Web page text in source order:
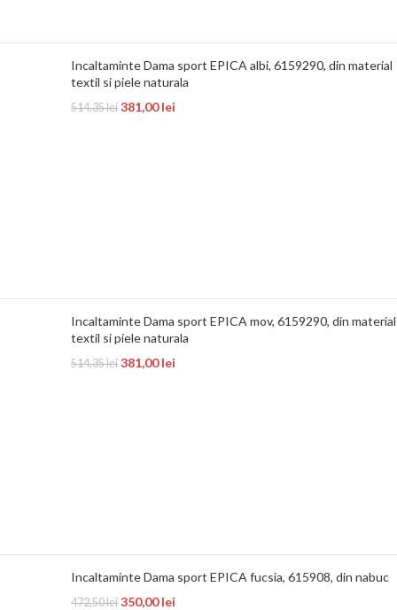
Incaltaminte Dama sport EPICA albi, 6159290, din material
textil si piele naturala
514,35lei 381,00lei
Incaltaminte Dama sport EPICA mov, 6159290, din material
textil si piele naturala
514,35lei 381,00lei
Incaltaminte Dama sport EPICA fucsia, 615908, din nabuc
472,50lei 350,00lei